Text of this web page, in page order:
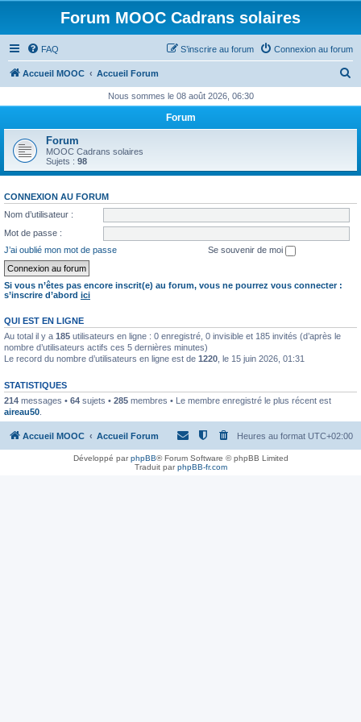
Forum MOOC Cadrans solaires
FAQ Connexion au forum
S’inscrire au forum
Accueil MOOC Accueil Forum
h
r
Nous sommes le 08 août 2026, 06:30
Forum
Forum
MOOC Cadrans solaires
Sujets : 98
CONNEXION AU FORUM
Nom d’utilisateur :
Mot de passe :
J’ai oublié mon mot de passe
Se souvenir de moi
Si vous n’êtes pas encore inscrit(e) au forum, vous ne pourrez vous connecter :
s’inscrire d’abord ici
QUI EST EN LIGNE
Au total il y a 185 utilisateurs en ligne : 0 enregistré, 0 invisible et 185 invités (d’après le
nombre d’utilisateurs actifs ces 5 dernières minutes)
Le record du nombre d’utilisateurs en ligne est de 1220 , le 15 juin 2026, 01:31
STATISTIQUES
214 messages • 64 sujets • 285 membres • Le membre enregistré le plus récent est
aireau50
Accueil MOOC Accueil Forum Heures au format UTC+02:00
Développé parphpBB® Forum Software © phpBB Limited
Traduit parphpBB-fr.com